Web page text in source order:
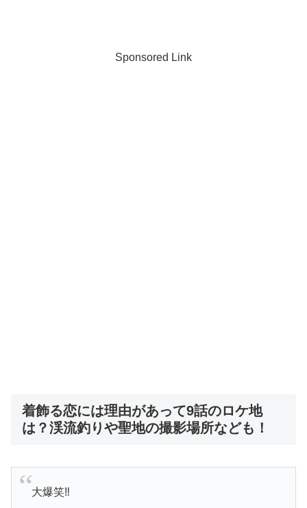
Sponsored Link
着飾る恋には理由があって9話のロケ地
は？渓流釣りや聖地の撮影場所なども！
大爆笑‼️